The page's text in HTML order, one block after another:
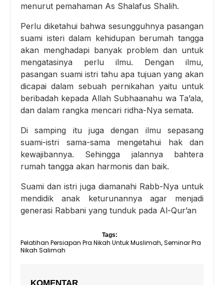
menurut pemahaman As Shalafus Shalih.
Perlu diketahui bahwa sesungguhnya pasangan
suami isteri dalam kehidupan berumah tangga
akan menghadapi banyak problem dan untuk
mengatasinya perlu ilmu. Dengan ilmu,
pasangan suami istri tahu apa tujuan yang akan
dicapai dalam sebuah pernikahan yaitu untuk
beribadah kepada Allah Subhaanahu wa Ta’ala,
dan dalam rangka mencari ridha-Nya semata.
Di samping itu juga dengan ilmu sepasang
suami-istri sama-sama mengetahui hak dan
kewajibannya. Sehingga jalannya bahtera
rumah tangga akan harmonis dan baik.
Suami dan istri juga diamanahi Rabb-Nya untuk
mendidik anak keturunannya agar menjadi
generasi Rabbani yang tunduk pada Al-Qur’an
Tags:
Pelatihan Persiapan Pra Nikah Untuk Muslimah, Seminar Pra
Nikah Salimah